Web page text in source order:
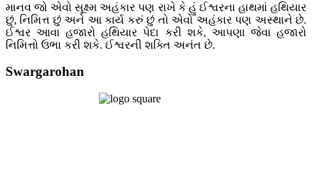
માનવ જો એવો સૂક્ષ્મ અહંકાર પણ રાખે કે હું ઈશ્વરના હાથમાં હથિયાર
છું, નિમિત્ત છું અને આ કાર્ય કરું છું તો એવો અહંકાર પણ અસ્થાને છે.
ઈશ્વર આવા હજારો હથિયાર પેદા કરી શકે, આપણા જેવા હજારો
નિમિત્તો ઉભા કરી શકે. ઈશ્વરની શક્તિ અનંત છે.
Swargarohan